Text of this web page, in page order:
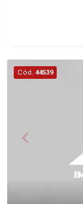
- Condomínio fechado
Boa Vista |
Cód. 44539